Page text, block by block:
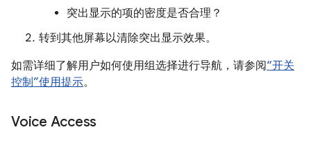
突出显示的项的密度是否合理？
转到其他屏幕以清除突出显示效果。
如需详细了解用户如何使用组选择进行导航，请参阅“开关
控制”使用提示。
Voice Access